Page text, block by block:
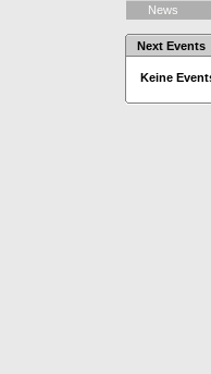
News
Next Events
Keine